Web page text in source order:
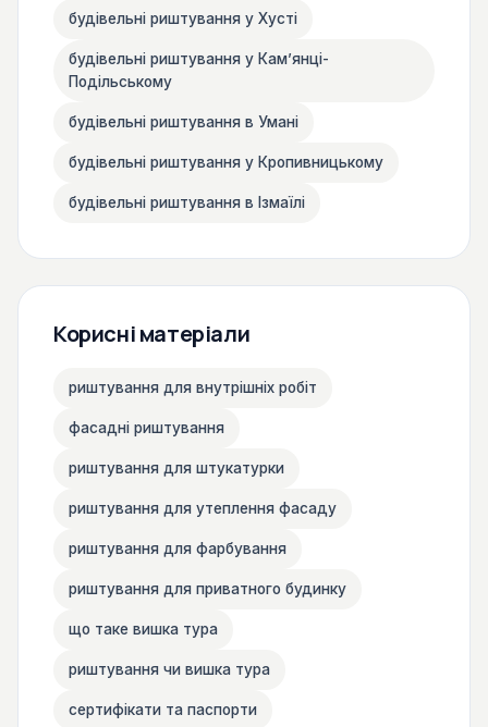
будівельні риштування у Хусті
будівельні риштування у Камʼянці-
Подільському
будівельні риштування в Умані
будівельні риштування у Кропивницькому
будівельні риштування в Ізмаїлі
Корисні матеріали
риштування для внутрішніх робіт
фасадні риштування
риштування для штукатурки
риштування для утеплення фасаду
риштування для фарбування
риштування для приватного будинку
що таке вишка тура
риштування чи вишка тура
сертифікати та паспорти